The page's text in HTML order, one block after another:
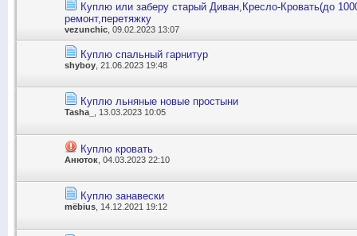
Куплю или заберу старый Диван,Кресло-Кровать(до
ремонт,перетяжку
vezunchic , 09.02.2023 13:07
Куплю спальный гарнитур
shyboy , 21.06.2023 19:48
Куплю льняные новые простыни
Tasha_ , 13.03.2023 10:05
Куплю кровать
Анюток , 04.03.2023 22:10
Куплю занавески
mёbius , 14.12.2021 19:12